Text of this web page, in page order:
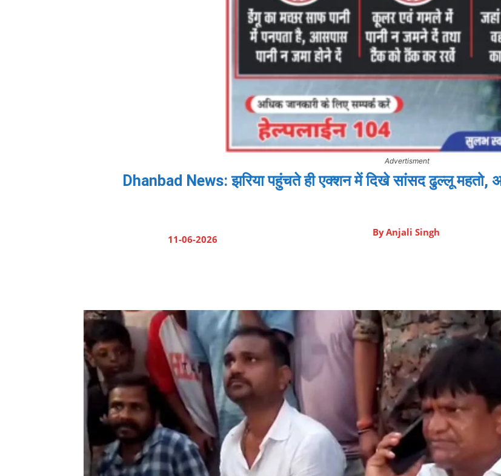
Advertisment
Dhanbad News: झरिया पहुंचते ही एक्शन में दिखे सांसद ढुल्लू महतो,
11-06-2026
ByAnjali Singh